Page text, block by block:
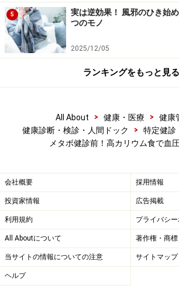
5
実は逆効果！ 風邪のひき始
つのモノ
2025/12/05
ランキングをもっと見る
All About > 健康・医療 > 健康
健康診断・検診・人間ドック
> 特定健診
メタボ健診前！高カリウム食で血
会社概要 採用情報
投資家情報 広告掲載
利用規約 プライバシ
All Aboutについて 著作権・商
当サイトの情報についての注意 サイトマップ
ヘルプ